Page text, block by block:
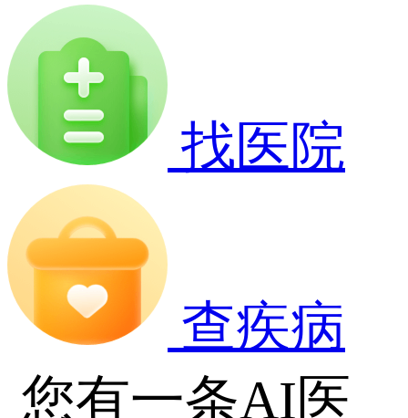
找医院
查疾病
您有一条AI医